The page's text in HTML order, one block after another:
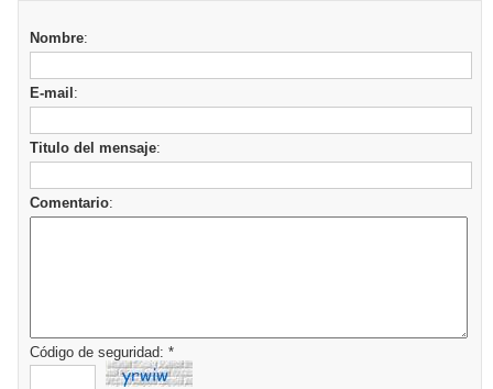
Nombre:
E-mail :
Titulo del mensaje:
Comentario:
Código de seguridad: *